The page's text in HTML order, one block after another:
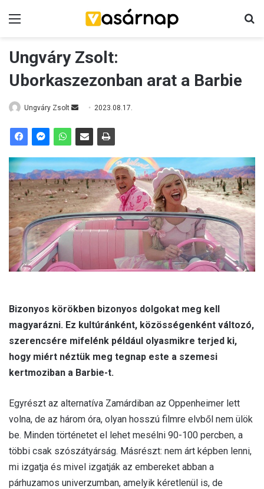
Ungváry Zsolt:
Uborkaszezonban arat a Barbie
Ungváry Zsolt
n
a
n
e
m
a
2023.08.17.
Bizonyos körökben bizonyos dolgokat meg kell
magyarázni. Ez kultúránként, közösségenként változó,
szerencsére mifelénk például olyasmikre terjed ki,
hogy miért néztük meg tegnap este a szemesi
kertmoziban a Barbie-t.
Egyrészt az alternatíva Zamárdiban az Oppenheimer lett
volna, de az három óra, olyan hosszú filmre elvből nem ülök
be. Minden történetet el lehet mesélni 90-100 percben, a
többi csak szószátyárság. Másrészt: nem árt képben lenni,
mi izgatja és mivel izgatják az embereket abban a
párhuzamos univerzumban, amelyik kéretlenül is, de